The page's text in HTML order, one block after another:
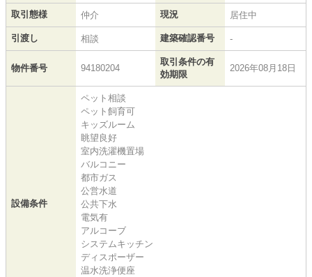
取引態様 仲介 現況 居住中
引渡し 相談 建築確認番号 -
物件番号 94180204
取引条件の有
効期限
2026年08月18日
設備条件
ペット相談
ペット飼育可
キッズルーム
眺望良好
室内洗濯機置場
バルコニー
都市ガス
公営水道
公共下水
電気有
アルコーブ
システムキッチン
ディスポーザー
温水洗浄便座